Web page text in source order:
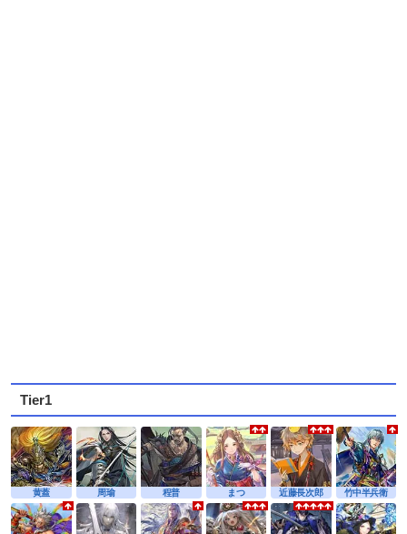
Tier1
黄蓋 周瑜 程普 まつ 近藤長次郎 竹中半兵衛